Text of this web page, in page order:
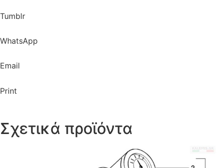
Tumblr
WhatsApp
Email
Print
Σχετικά προϊόντα